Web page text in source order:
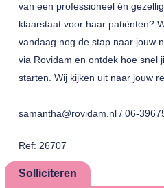
van een professioneel én
klaarstaat voor haar patiënten?
vandaag nog de stap naar jouw
via Rovidam en ontdek hoe snel
starten. Wij kijken uit naar jouw
samantha@rovidam.nl / 06-
Ref: 26707
Solliciteren